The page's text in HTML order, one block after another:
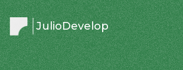
JulioDevelop